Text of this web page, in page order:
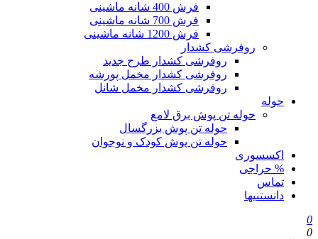
فرش 400 شانه ماشینی
فرش 700 شانه ماشینی
فرش 1200 شانه ماشینی
روفرشی کشدار
روفرشی کشدار طرح جدید
روفرشی کشدار مخمل پورشه
روفرشی کشدار مخمل شانل
حوله
حوله تن پوش برق لامع
حوله تن پوش بزرگسال
حوله تن پوش کودک و نوجوان
اکسسوری
% حراجی
تماس
دانستنیها
0
0